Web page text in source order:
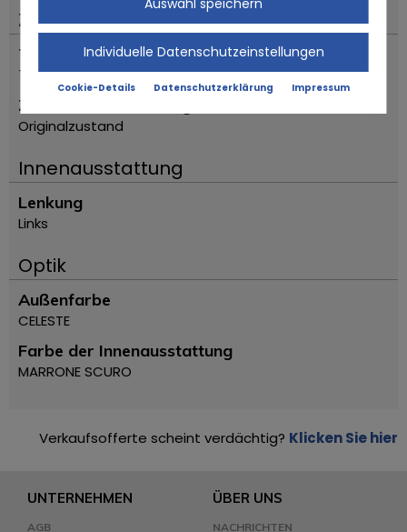
Zustand
Tachostand (abgelesen)
74370
Zustandsbeschreibung
Originalzustand
Innenausstattung
Lenkung
Links
Optik
Außenfarbe
CELESTE
Farbe der Innenausstattung
MARRONE SCURO
Verkaufsofferte scheint verdächtig? Klicken Sie hier
UNTERNEHMEN
AGB
ÜBER UNS
NACHRICHTEN
Auswahl speichern
Individuelle Datenschutzeinstellungen
Cookie-Details Datenschutzerklärung Impressum